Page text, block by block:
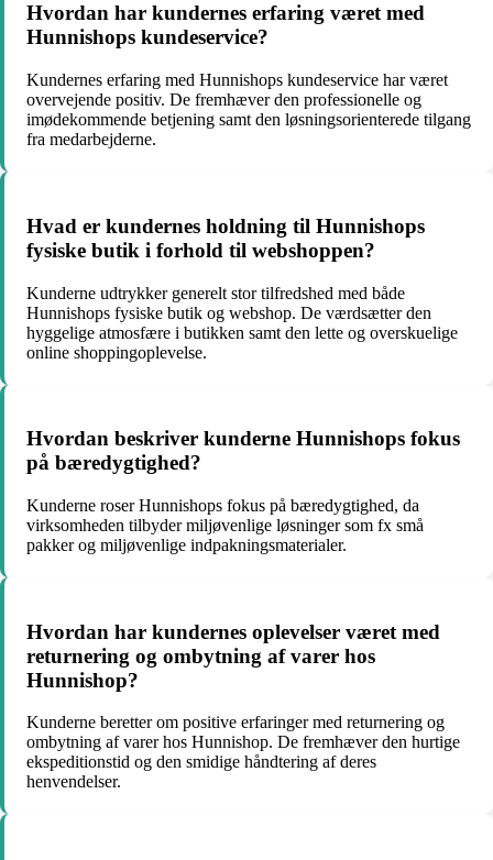
Hvordan har kundernes erfaring været med
Hunnishops kundeservice?
Kundernes erfaring med Hunnishops kundeservice har været
overvejende positiv. De fremhæver den professionelle og
imødekommende betjening samt den løsningsorienterede tilgang
fra medarbejderne.
Hvad er kundernes holdning til Hunnishops
fysiske butik i forhold til webshoppen?
Kunderne udtrykker generelt stor tilfredshed med både
Hunnishops fysiske butik og webshop. De værdsætter den
hyggelige atmosfære i butikken samt den lette og overskuelige
online shoppingoplevelse.
Hvordan beskriver kunderne Hunnishops fokus
på bæredygtighed?
Kunderne roser Hunnishops fokus på bæredygtighed, da
virksomheden tilbyder miljøvenlige løsninger som fx små
pakker og miljøvenlige indpakningsmaterialer.
Hvordan har kundernes oplevelser været med
returnering og ombytning af varer hos
Hunnishop?
Kunderne beretter om positive erfaringer med returnering og
ombytning af varer hos Hunnishop. De fremhæver den hurtige
ekspeditionstid og den smidige håndtering af deres
henvendelser.